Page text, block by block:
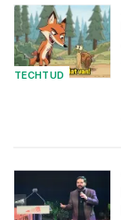
TECHTUD